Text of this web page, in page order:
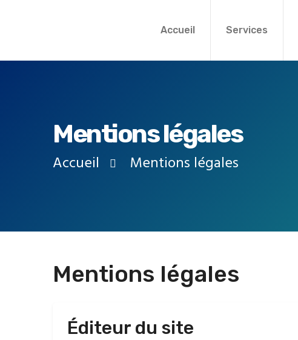
Accueil Services
Mentions légales
Accueil Mentions légales
Mentions légales
Éditeur du site